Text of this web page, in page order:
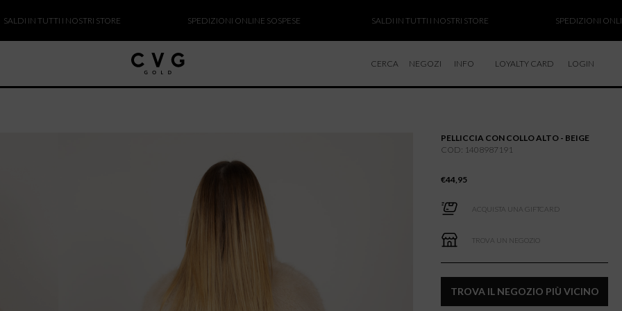
TUTTI I NOSTRI STORE SPEDIZIONI ONLINE SOSPESE SALDI IN TUTTI I NOSTRI STORE SPEDIZIONI ONLINE
CERCA NEGOZI INFO
RESI E RIMBORSI
LOYALTY CARD LOGIN
PELLICCIA CON COLLO ALTO - BEIGE
COD: 1408987191
€44,95
ACQUISTA UNA GIFTCARD
TROVA UN NEGOZIO
TROVA IL NEGOZIO PIÙ VICINO